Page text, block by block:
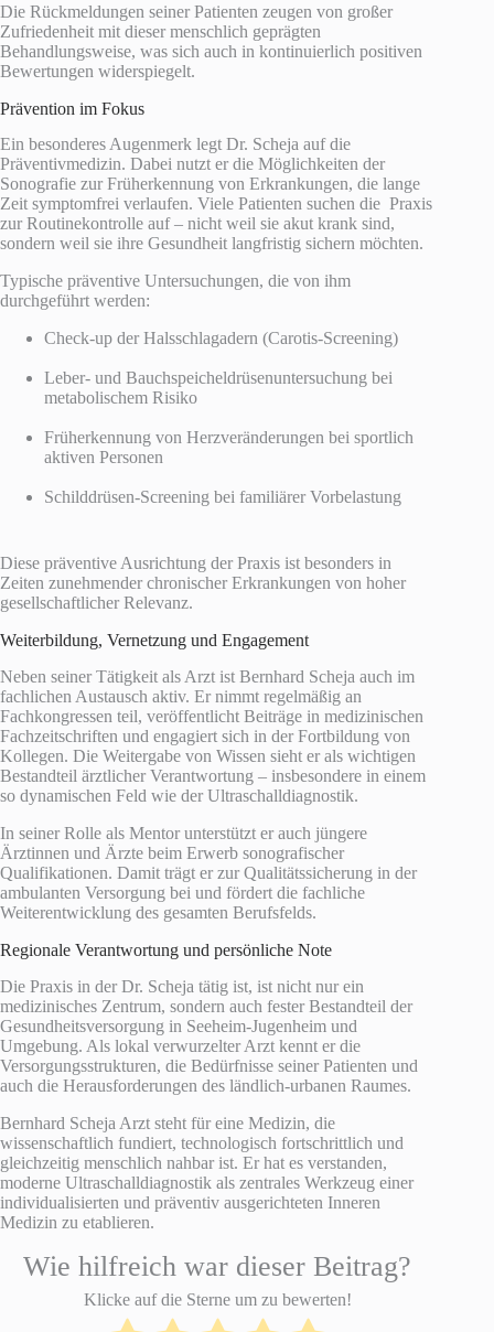
Die Rückmeldungen seiner Patienten zeugen von großer
Zufriedenheit mit dieser menschlich geprägten
Behandlungsweise, was sich auch in kontinuierlich positiven
Bewertungen widerspiegelt.
Prävention im Fokus
Ein besonderes Augenmerk legt Dr. Scheja auf die
Präventivmedizin. Dabei nutzt er die Möglichkeiten der
Sonografie zur Früherkennung von Erkrankungen, die lange
Zeit symptomfrei verlaufen. Viele Patienten suchen die Praxis
zur Routinekontrolle auf – nicht weil sie akut krank sind,
sondern weil sie ihre Gesundheit langfristig sichern möchten.
Typische präventive Untersuchungen, die von ihm
durchgeführt werden:
Check-up der Halsschlagadern (Carotis-Screening)
Leber- und Bauchspeicheldrüsenuntersuchung bei
metabolischem Risiko
Früherkennung von Herzveränderungen bei sportlich
aktiven Personen
Schilddrüsen-Screening bei familiärer Vorbelastung
Diese präventive Ausrichtung der Praxis ist besonders in
Zeiten zunehmender chronischer Erkrankungen von hoher
gesellschaftlicher Relevanz.
Weiterbildung, Vernetzung und Engagement
Neben seiner Tätigkeit als Arzt ist Bernhard Scheja auch im
fachlichen Austausch aktiv. Er nimmt regelmäßig an
Fachkongressen teil, veröffentlicht Beiträge in medizinischen
Fachzeitschriften und engagiert sich in der Fortbildung von
Kollegen. Die Weitergabe von Wissen sieht er als wichtigen
Bestandteil ärztlicher Verantwortung – insbesondere in einem
so dynamischen Feld wie der Ultraschalldiagnostik.
In seiner Rolle als Mentor unterstützt er auch jüngere
Ärztinnen und Ärzte beim Erwerb sonografischer
Qualifikationen. Damit trägt er zur Qualitätssicherung in der
ambulanten Versorgung bei und fördert die fachliche
Weiterentwicklung des gesamten Berufsfelds.
Regionale Verantwortung und persönliche Note
Die Praxis in der Dr. Scheja tätig ist, ist nicht nur ein
medizinisches Zentrum, sondern auch fester Bestandteil der
Gesundheitsversorgung in Seeheim-Jugenheim und
Umgebung. Als lokal verwurzelter Arzt kennt er die
Versorgungsstrukturen, die Bedürfnisse seiner Patienten und
auch die Herausforderungen des ländlich-urbanen Raumes.
Bernhard Scheja Arzt steht für eine Medizin, die
wissenschaftlich fundiert, technologisch fortschrittlich und
gleichzeitig menschlich nahbar ist. Er hat es verstanden,
moderne Ultraschalldiagnostik als zentrales Werkzeug einer
individualisierten und präventiv ausgerichteten Inneren
Medizin zu etablieren.
Wie hilfreich war dieser Beitrag?
Klicke auf die Sterne um zu bewerten!